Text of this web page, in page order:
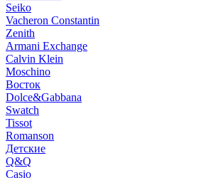
Seiko
Vacheron Constantin
Zenith
Armani Exchange
Calvin Klein
Moschino
Восток
Dolce&Gabbana
Swatch
Tissot
Romanson
Детские
Q&Q
Casio